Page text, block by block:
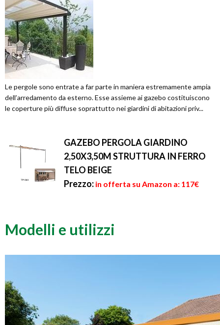
Le pergole sono entrate a far parte in maniera estremamente ampia
dell’arredamento da esterno. Esse assieme ai gazebo costituiscono
le coperture più diffuse soprattutto nei giardini di abitazioni priv...
GAZEBO PERGOLA GIARDINO
2,50X3,50M STRUTTURA IN FERRO
TELO BEIGE
Prezzo: in offerta su Amazon a: 117€
Modelli e utilizzi